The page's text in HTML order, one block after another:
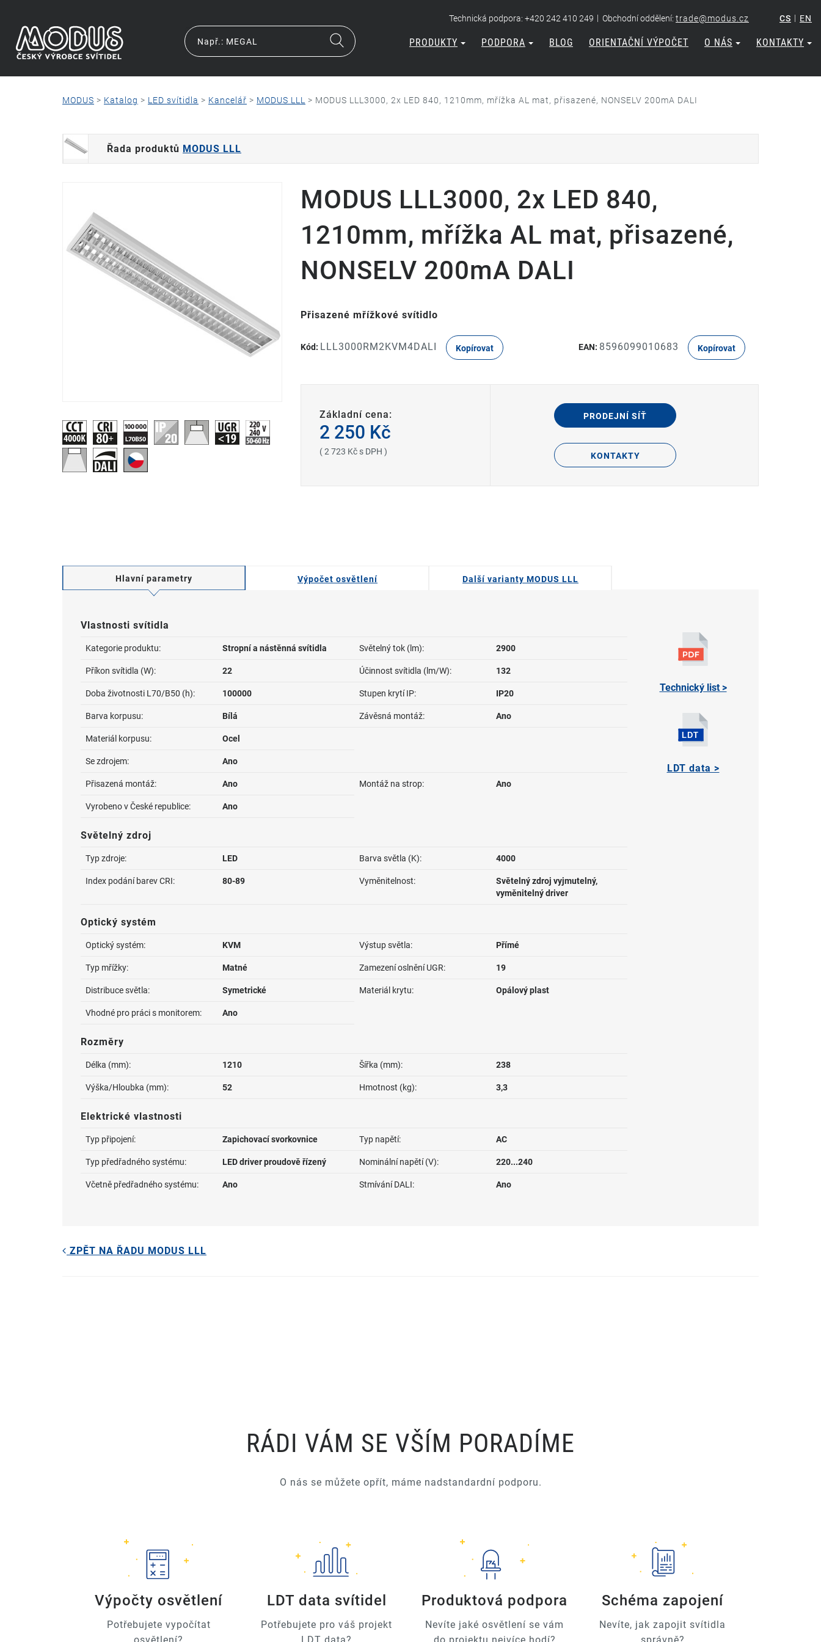
Technická podpora: +420 242 410 249 | Obchodní oddělení: trade@modus.cz CS | EN
PRODUKTY PODPORA BLOG ORIENTAČNÍ VÝPOČET O NÁS KONTAKTY
MODUS > Katalog > LED svítidla > Kancelář > MODUS LLL > MODUS LLL3000, 2x LED 840, 1210mm, mřížka AL mat, přisazené, NONSELV 200mA DALI
Řada produktů MODUS LLL
MODUS LLL3000, 2x LED 840,
1210mm, mřížka AL mat, přisazené,
NONSELV 200mA DALI
Přisazené mřížkové svítidlo
Kód: LLL3000RM2KVM4DALI Kopírovat EAN: 8596099010683 Kopírovat
Základní cena:
2 250 Kč
( 2 723 Kč s DPH )
PRODEJNÍ SÍŤ
KONTAKTY
Hlavní parametry Výpočet osvětlení Další varianty MODUS LLL
Vlastnosti svítidla
Kategorie produktu: Stropní a nástěnná svítidla Světelný tok (lm): 2900
Příkon svítidla (W): 22 Účinnost svítidla (lm/W): 132
Doba životnosti L70/B50 (h): 100000 Stupen krytí IP: IP20
Barva korpusu: Bílá Závěsná montáž: Ano
Materiál korpusu: Ocel
Se zdrojem: Ano
Přisazená montáž: Ano Montáž na strop: Ano
Vyrobeno v České republice: Ano
Světelný zdroj
Typ zdroje: LED Barva světla (K): 4000
Index podání barev CRI: 80-89 Vyměnitelnost:
Světelný zdroj vyjmutelný,
vyměnitelný driver
Optický systém
Optický systém: KVM Výstup světla: Přímé
Typ mřížky: Matné Zamezení oslnění UGR: 19
Distribuce světla: Symetrické Materiál krytu: Opálový plast
Vhodné pro práci s monitorem: Ano
Rozměry
Délka (mm): 1210 Šířka (mm): 238
Výška/Hloubka (mm): 52 Hmotnost (kg): 3,3
Elektrické vlastnosti
Typ připojení: Zapichovací svorkovnice Typ napětí: AC
Typ předřadného systému: LED driver proudově řízený Nominální napětí (V): 220...240
Včetně předřadného systému: Ano Stmívání DALI: Ano
Technický list >
LDT data >
ZPĚT NA ŘADU MODUS LLL
RÁDI VÁM SE VŠÍM PORADÍME
O nás se můžete opřít, máme nadstandardní podporu.
Výpočty osvětlení
Potřebujete vypočítat
LDT data svítidel
Potřebujete pro váš projekt
Produktová podpora
Nevíte jaké osvětlení se vám
Schéma zapojení
Nevíte, jak zapojit svítidla